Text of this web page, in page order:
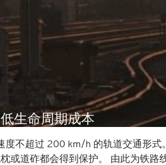
生命周期成本
不超过 200 km/h 的轨道交通形
或道砟都会得到保护。 由此为铁